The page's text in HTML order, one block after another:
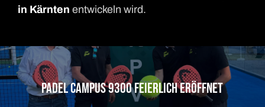
in Kärnten entwickeln wird.
Padel Campus 9300 feierlich eröffnet